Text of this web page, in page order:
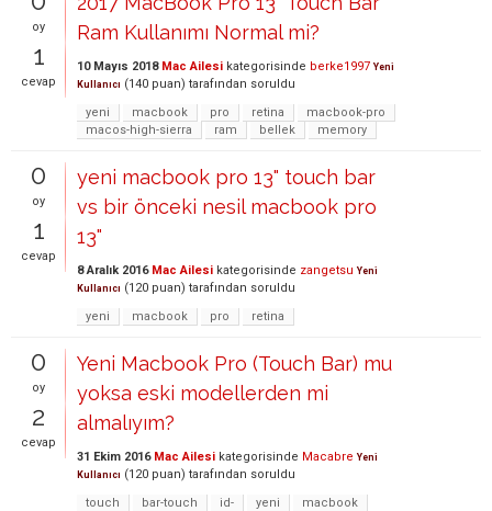
oy
1
cevap
Ram Kullanımı Normal mi?
10 Mayıs 2018 Mac Ailesi kategorisinde berke1997 Yeni
Kullanıcı (140 puan) tarafından soruldu
yeni
macbook pro retina
macbook-pro
macos-high-sierra
ram bellek memory
0
oy
1
cevap
yeni macbook pro 13" touch bar
vs bir önceki nesil macbook pro
13"
8 Aralık 2016 Mac Ailesi kategorisinde zangetsu Yeni
Kullanıcı (120 puan) tarafından soruldu
yeni
macbook pro retina
0
oy
2
cevap
Yeni Macbook Pro (Touch Bar) mu
yoksa eski modellerden mi
almalıyım?
31 Ekim 2016 Mac Ailesi kategorisinde Macabre Yeni
Kullanıcı (120 puan) tarafından soruldu
touch
bar-touch id- yeni
macbook